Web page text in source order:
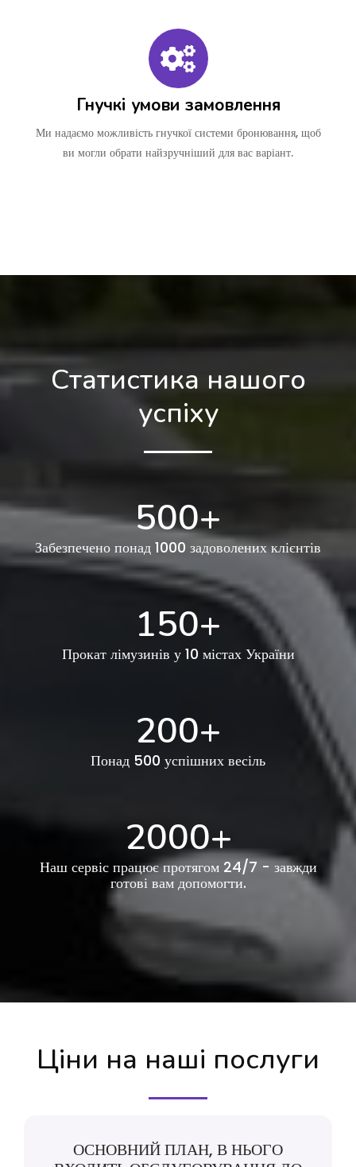
Гнучкі умови замовлення
Ми надаємо можливість гнучкої системи бронювання, щоб
ви могли обрати найзручніший для вас варіант.
Статистика нашого
успіху
500+
Забезпечено понад 1000 задоволених клієнтів
150+
Прокат лімузинів у 10 містах України
200+
Понад 500 успішних весіль
2000+
Наш сервіс працює протягом 24/7 - завжди
готові вам допомогти.
Ціни на наші послуги
ОСНОВНИЙ ПЛАН, В НЬОГО